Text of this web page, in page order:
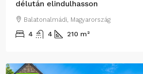
délután elindulhasson
Balatonalmádi, Magyarország
4 4 210 m²